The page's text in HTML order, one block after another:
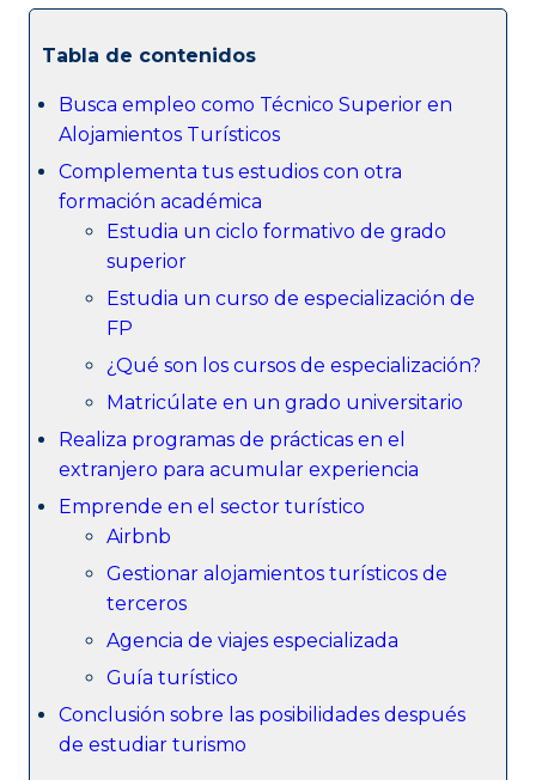
Tabla de contenidos
Busca empleo como Técnico Superior en
Alojamientos Turísticos
Complementa tus estudios con otra
formación académica
Estudia un ciclo formativo de grado
superior
Estudia un curso de especialización de
FP
¿Qué son los cursos de especialización?
Matricúlate en un grado universitario
Realiza programas de prácticas en el
extranjero para acumular experiencia
Emprende en el sector turístico
Airbnb
Gestionar alojamientos turísticos de
terceros
Agencia de viajes especializada
Guía turístico
Conclusión sobre las posibilidades después
de estudiar turismo